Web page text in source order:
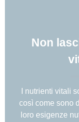
Non
I nutrienti vitali
così come sono
loro esigenze